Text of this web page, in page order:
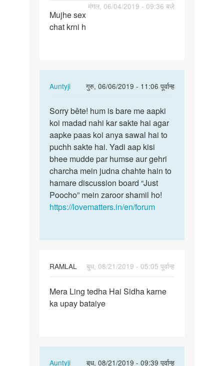
मंगल, 06/04/2019 - 09:36 बजे
Mujhe
sex
Mujhe sex
chat krni h
Auntyji
गुरु, 06/06/2019 - 11:06 पूर्वान्ह
In
to
Mujhe
sex
chat
krni
h
by
Devi
lal
Sorry
bête!
hum
is
bare
me…
Sorry bête! hum is bare me aapki
koi madad nahi kar sakte hai agar
aapke paas koi anya sawal hai to
puchh sakte hai. Yadi aap kisi
bhee mudde par humse aur gehri
charcha mein judna chahte hain to
hamare discussion board “Just
Poocho” mein zaroor shamil ho!
https://lovematters.in/en/forum
RAMLAL
बुध, 08/21/2019 - 05:05 पूर्वान्ह
Mera
Ling
Mera Ling tedha Hai Sidha karne
ka upay bataiye
Auntyji बुध, 08/21/2019 - 09:39 पूर्वान्ह
In